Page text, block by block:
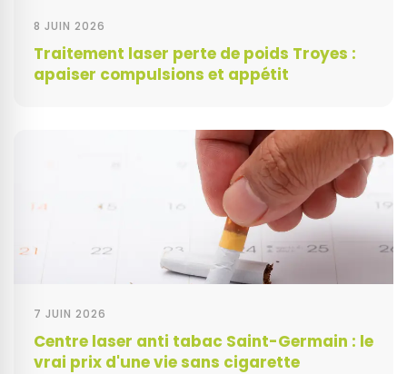
8 JUIN 2026
Traitement laser perte de poids Troyes :
apaiser compulsions et appétit
7 JUIN 2026
Centre laser anti tabac Saint-Germain : le
vrai prix d'une vie sans cigarette